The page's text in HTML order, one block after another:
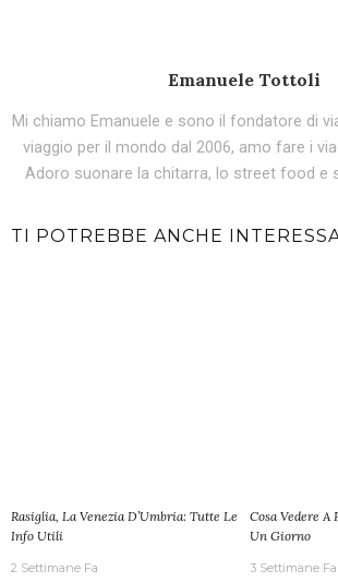
Emanuele Tottoli
Mi chiamo Emanuele e sono il fondatore di
viaggio per il mondo dal 2006, amo fare i
Adoro suonare la chitarra, lo street food e
TI POTREBBE ANCHE
Rasiglia, La Venezia D’Umbria: Tutte Le
Info Utili
2 Settimane Fa
Cosa Vedere A
Un Giorno
3 Settimane Fa